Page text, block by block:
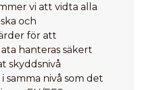
vi att vidta alla
och
för att
hanteras säkert
skyddsnivå
samma nivå som det